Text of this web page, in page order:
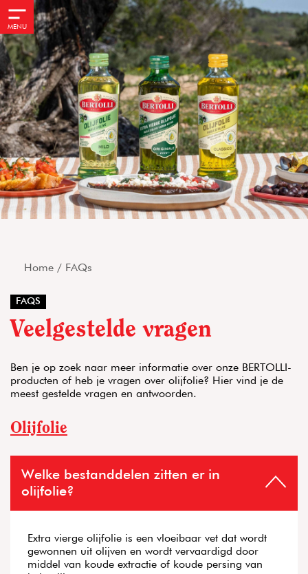
MENU
Home / FAQs
FAQS
Veelgestelde vragen
Ben je op zoek naar meer informatie over onze BERTOLLI-
producten of heb je vragen over olijfolie? Hier vind je de
meest gestelde vragen en antwoorden.
Olijfolie
Welke bestanddelen zitten er in
olijfolie?
Extra vierge olijfolie is een vloeibaar vet dat wordt
gewonnen uit olijven en wordt vervaardigd door
middel van koude extractie of koude persing van